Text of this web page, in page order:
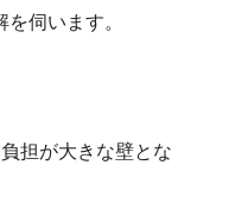
伺います。
担が大きな壁とな